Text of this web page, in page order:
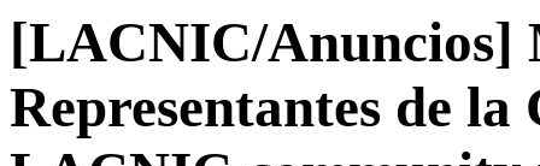
[LACNIC/Anuncios]
Representantes de